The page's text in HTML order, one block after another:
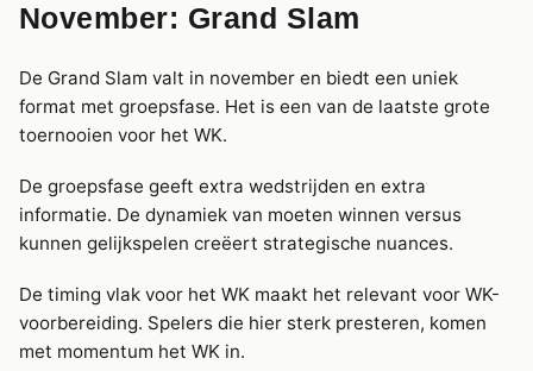
November: Grand Slam
De Grand Slam valt in november en biedt een uniek
format met groepsfase. Het is een van de laatste grote
toernooien voor het WK.
De groepsfase geeft extra wedstrijden en extra
informatie. De dynamiek van moeten winnen versus
kunnen gelijkspelen creëert strategische nuances.
De timing vlak voor het WK maakt het relevant voor WK-
voorbereiding. Spelers die hier sterk presteren, komen
met momentum het WK in.